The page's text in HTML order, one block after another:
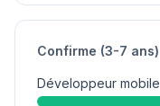
Confirme (3-7 ans)
Développeur mobile